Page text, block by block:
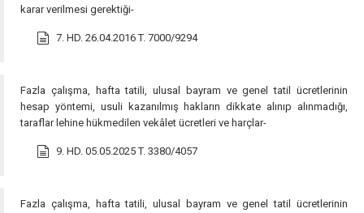
karar verilmesi gerektiği-
7. HD. 26.04.2016 T. 7000/9294
Fazla çalışma, hafta tatili, ulusal bayram ve genel tatil ücretlerinin
hesap yöntemi, usuli kazanılmış hakların dikkate alınıp alınmadığı,
taraflar lehine hükmedilen vekâlet ücretleri ve harçlar-
9. HD. 05.05.2025 T. 3380/4057
Fazla çalışma, hafta tatili, ulusal bayram ve genel tatil ücretlerinin